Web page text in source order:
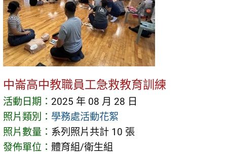
中崙高中教職員工急救教育訓練
活動日期： 2025 年 08 月 28 日
照片類別： 學務處活動花絮
照片數量： 系列照片共計 10 張
發佈單位： 體育組/衛生組